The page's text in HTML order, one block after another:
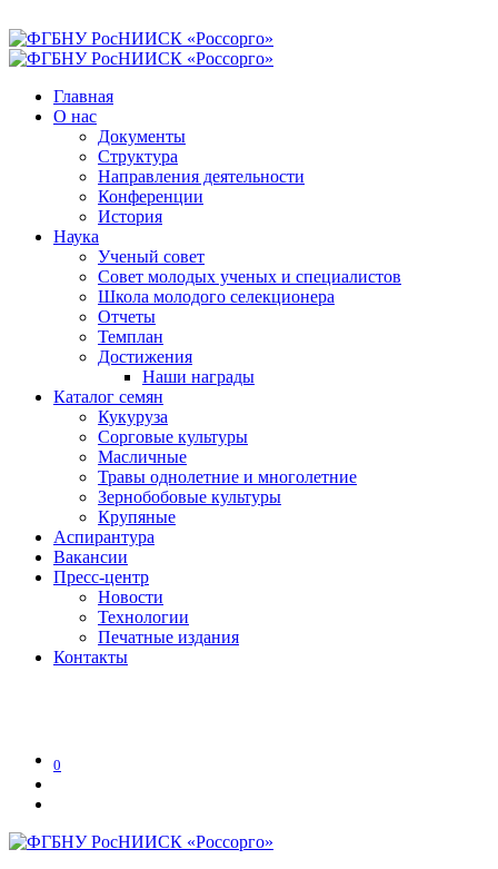
Главная
О нас
Документы
Структура
Направления деятельности
Конференции
История
Наука
Ученый совет
Совет молодых ученых и специалистов
Школа молодого селекционера
Отчеты
Темплан
Достижения
Наши награды
Каталог семян
Кукуруза
Сорговые культуры
Масличные
Травы однолетние и многолетние
Зернобобовые культуры
Крупяные
Аспирантура
Вакансии
Пресс-центр
Новости
Технологии
Печатные издания
Контакты
0